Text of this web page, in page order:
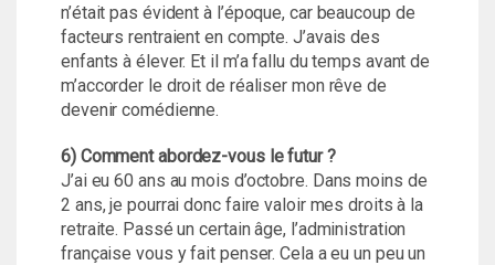
n’était pas évident à l’époque, car beaucoup de
facteurs rentraient en compte. J’avais des
enfants à élever. Et il m’a fallu du temps avant de
m’accorder le droit de réaliser mon rêve de
devenir comédienne.
6) Comment abordez-vous le futur ?
J’ai eu 60 ans au mois d’octobre. Dans moins de
2 ans, je pourrai donc faire valoir mes droits à la
retraite. Passé un certain âge, l’administration
française vous y fait penser. Cela a eu un peu un